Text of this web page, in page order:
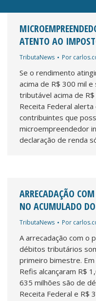
ATENTO AO
TributaNews Por
Se o rendimento
acima de R$ 300 mil
tributável acima de
Receita Federal
contribuintes que
microempreendedor
declaração de renda
ARRECADAÇÃO
NO ACUMULADO
TributaNews Por
A arrecadação com o
débitos tributários
primeiro bimestre.
Refis alcançaram R$
635 milhões são de
Receita Federal e R$